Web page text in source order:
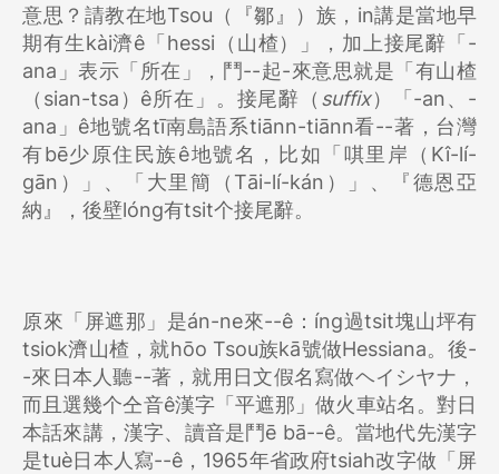
意思？請教在地Tsou（『鄒』）族，in講是當地早
期有生kài濟ê「hessi（山楂）」，加上接尾辭「-
ana」表示「所在」，鬥--起-來意思就是「有山楂
（sian-tsa）ê所在」。接尾辭（ suffix）「-an、-
ana」ê地號名tī南島語系tiānn-tiānn看--著，台灣
有bē少原住民族ê地號名，比如「唭里岸（Kî-lí-
gān）」、「大里簡（Tāi-lí-kán）」、『德恩亞
納』，後壁lóng有tsit个接尾辭。
原來「屏遮那」是án-ne來--ê：íng過tsit塊山坪有
tsiok濟山楂，就hōo Tsou族kā號做Hessiana。後-
-來日本人聽--著，就用日文假名寫做ヘイシヤナ，
而且選幾个仝音ê漢字「平遮那」做火車站名。對日
本話來講，漢字、讀音是鬥ē bā--ê。當地代先漢字
是tuè日本人寫--ê，1965年省政府tsiah改字做「屏